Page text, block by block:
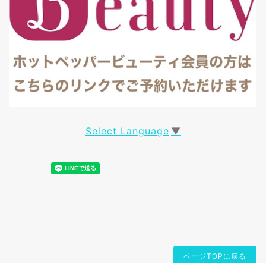
Select Language ▼
ページTOPに戻る